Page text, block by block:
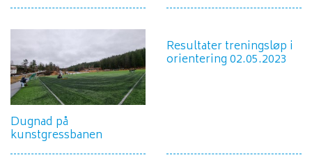
Dugnad på
kunstgressbanen
Resultater treningsløp i
orientering 02.05.2023